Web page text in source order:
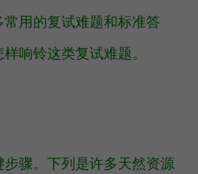
用的复试难题和标准答
响铃这类复试难题。
骤。下列是许多天然资源